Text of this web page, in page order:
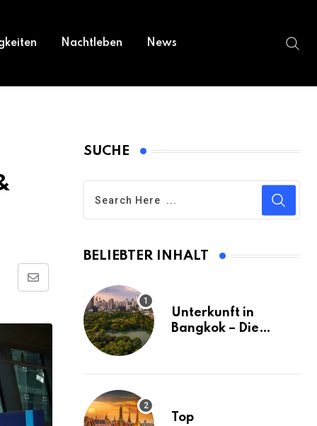
Nachtleben News
Share
Email
SUCHE
BELIEBTER INHALT
Unterkunft in
Bangkok – Die
Bangkok
Top